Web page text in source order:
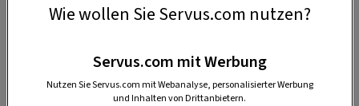
Anzeige
Wie wollen Sie Servus.com nutzen?
Servus.com mit Werbung
Nutzen Sie Servus.com mit Webanalyse, personalisierter Werbung
und Inhalten von Drittanbietern.